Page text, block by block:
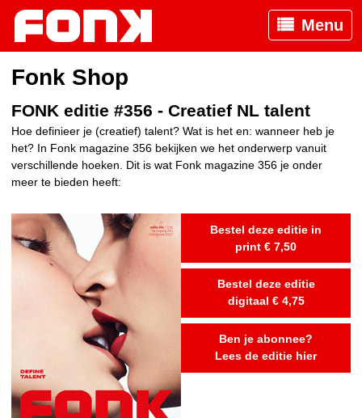
Menu
Fonk Shop
FONK editie #356 - Creatief NL talent
Hoe definieer je (creatief) talent? Wat is het en: wanneer heb je
het? In Fonk magazine 356 bekijken we het onderwerp vanuit
verschillende hoeken. Dit is wat Fonk magazine 356 je onder
meer te bieden heeft:
Bestel deze editie in
print € 7,50
Bestel deze editie
digitaal € 4,75
Ben je abonnee?
Lees de editie hier